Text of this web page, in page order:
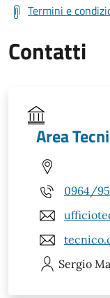
Termini e
Contatti
Area
0964/
Sergio